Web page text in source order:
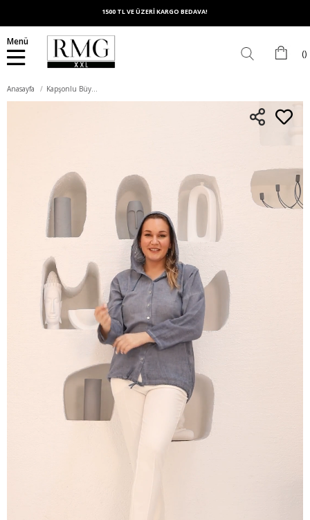
1500 TL VE ÜZERİ KARGO BEDAVA!
Menü
Anasayfa Kapşonlu Büyük Beden İndigo Yıkamalı Gömlek